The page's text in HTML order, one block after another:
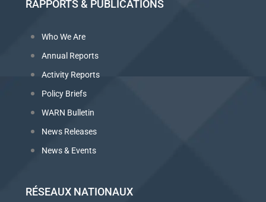
RAPPORTS & PUBLICATIONS
Who We Are
Annual Reports
Activity Reports
Policy Briefs
WARN Bulletin
News Releases
News & Events
RÉSEAUX NATIONAUX